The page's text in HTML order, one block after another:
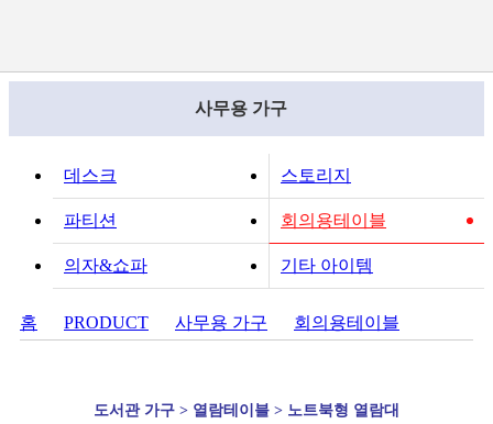
사무용 가구
데스크 스토리지
파티션 회의용테이블
의자&쇼파 기타 아이템
홈 PRODUCT 사무용 가구 회의용테이블
도서관 가구 > 열람테이블 > 노트북형 열람대